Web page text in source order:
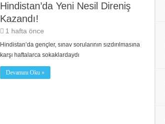
Hindistan’da Yeni Nesil Direniş
Kazandı!
1 hafta önce
Hindistan’da gençler, sınav sorularının sızdırılmasına
karşı haftalarca sokaklardaydı
Devamını Oku »